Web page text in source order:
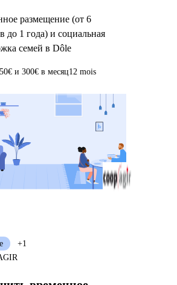
размещение (от 6
до 1 года) и социальная
семей в Dôle
и 300€ в месяц12 mois
+1